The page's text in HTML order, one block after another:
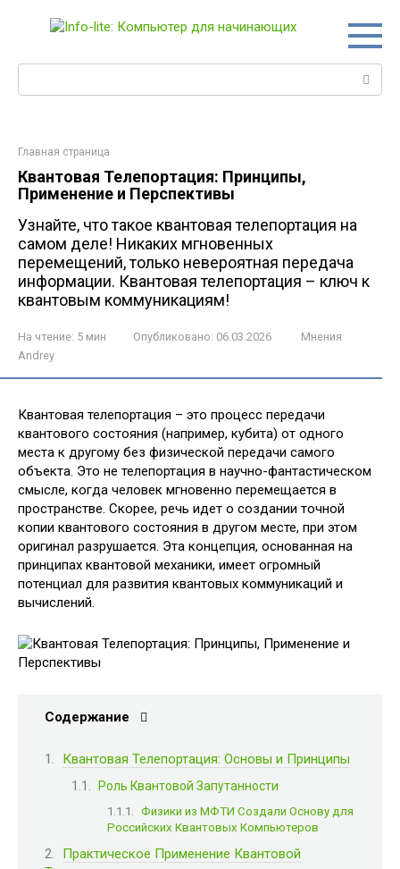
Главная страница
Квантовая Телепортация: Принципы,
Применение и Перспективы
Узнайте, что такое квантовая телепортация на
самом деле! Никаких мгновенных
перемещений, только невероятная передача
информации. Квантовая телепортация – ключ к
квантовым коммуникациям!
На чтение: 5 мин Опубликовано: 06.03.2026
Мнения
Andrey
Квантовая телепортация – это процесс передачи
квантового состояния (например, кубита) от одного
места к другому без физической передачи самого
объекта. Это не телепортация в научно-фантастическом
смысле, когда человек мгновенно перемещается в
пространстве. Скорее, речь идет о создании точной
копии квантового состояния в другом месте, при этом
оригинал разрушается. Эта концепция, основанная на
принципах квантовой механики, имеет огромный
потенциал для развития квантовых коммуникаций и
вычислений.
Содержание
Квантовая Телепортация: Основы и Принципы
Роль Квантовой Запутанности
Физики из МФТИ Создали Основу для
Российских Квантовых Компьютеров
Практическое Применение Квантовой